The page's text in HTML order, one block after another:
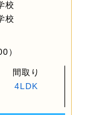
校
校
）
間取り
4LDK